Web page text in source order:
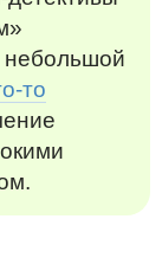
небольшой
то